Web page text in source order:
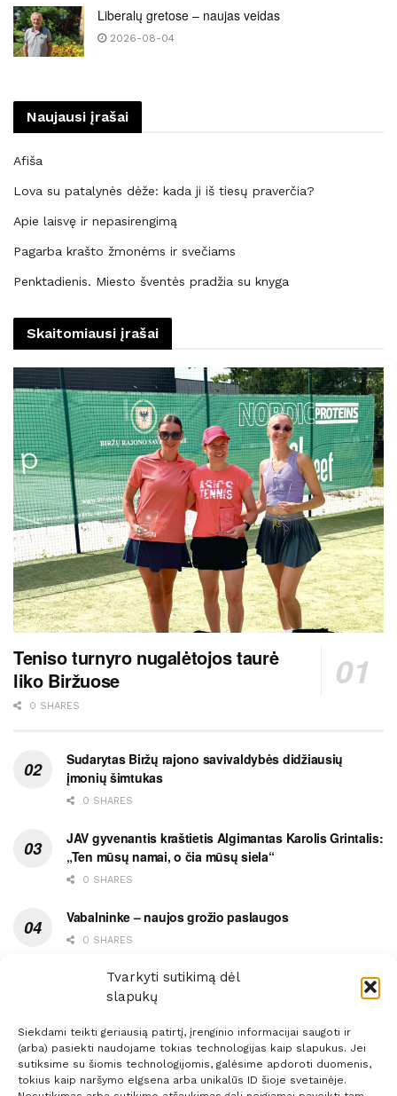
Tvarkyti sutikimą dėl
slapukų
Siekdami teikti geriausią patirtį, įrenginio informacijai saugoti ir
(arba) pasiekti naudojame tokias technologijas kaip slapukus. Jei
sutiksime su šiomis technologijomis, galėsime apdoroti duomenis,
tokius kaip naršymo elgsena arba unikalūs ID šioje svetainėje.
Liberalų gretose – naujas veidas
2026-08-04
Naujausi įrašai
Afiša
Lova su patalynės dėže: kada ji iš tiesų praverčia?
Apie laisvę ir nepasirengimą
Pagarba krašto žmonėms ir svečiams
Penktadienis. Miesto šventės pradžia su knyga
Skaitomiausi įrašai
Teniso turnyro nugalėtojos taurė
liko Biržuose
0 SHARES
Sudarytas Biržų rajono savivaldybės didžiausių
įmonių šimtukas
0 SHARES
JAV gyvenantis kraštietis Algimantas Karolis Grintalis:
„Ten mūsų namai, o čia mūsų siela“
0 SHARES
Vabalninke – naujos grožio paslaugos
0 SHARES
Vytauto gatvės grimasos, arba užsitęsusi Biržų gėda
0 SHARES